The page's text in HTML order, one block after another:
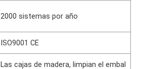
2000 sistemas por año
ISO9001 CE
Las cajas de madera, limpian el embal